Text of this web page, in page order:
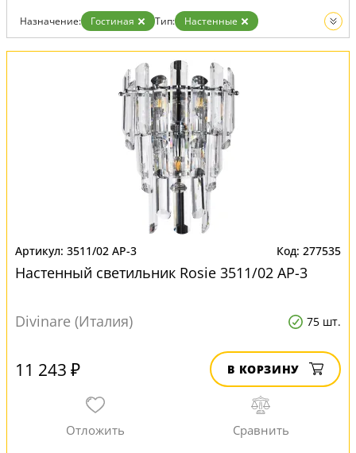
Назначение: Гостиная Тип:
Настенные
Вид:
Светильники
3511/02 AP-3 277535
Настенный светильник Rosie 3511/02 AP-3
Divinare (Италия) 75 шт.
11 243 ₽ В КОРЗИНУ